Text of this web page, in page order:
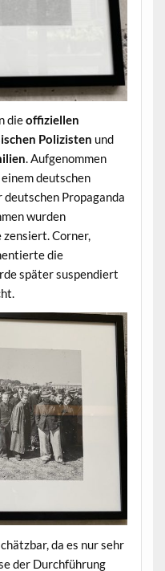
dieoffiziellen
Polizisten und
. Aufgenommen
einem deutschen
Propaganda
wurden
Corner,
die
später suspendiert
da es nur sehr
der Durchführung